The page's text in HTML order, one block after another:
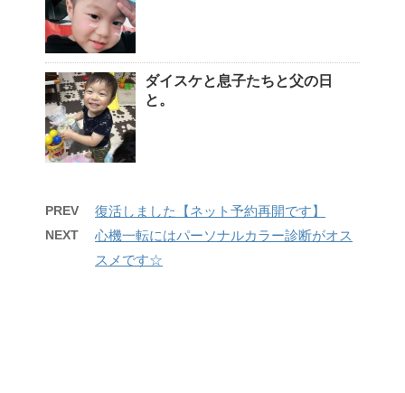
ダイスケと息子たちと父の日
と。
PREV 復活しました【ネット予約再開です】
NEXT
心機一転にはパーソナルカラー診断がオス
スメです☆